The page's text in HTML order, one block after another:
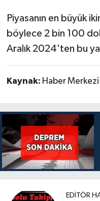
Piyasanın en büyük
böylece 2 bin 100
Aralık 2024'ten bu
Kaynak: Haber Merkezi
EDITÖR